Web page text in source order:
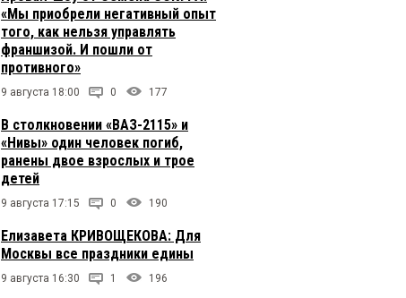
«Мы приобрели негативный опыт
того, как нельзя управлять
франшизой. И пошли от
противного»
9 августа 18:00 0 177
В столкновении «ВАЗ-2115» и
«Нивы» один человек погиб,
ранены двое взрослых и трое
детей
9 августа 17:15 0 190
Елизавета КРИВОЩЕКОВА: Для
Москвы все праздники едины
9 августа 16:30 1 196